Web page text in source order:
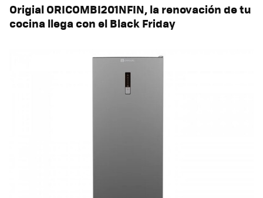
Origial ORICOMBI201NFIN, la renovación de tu
cocina llega con el Black Friday